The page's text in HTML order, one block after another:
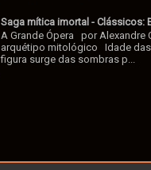
Saga mítica imortal - Clássicos:
A Grande Ópera por Alexandre
arquétipo mitológico Idade das
figura surge das sombras p...